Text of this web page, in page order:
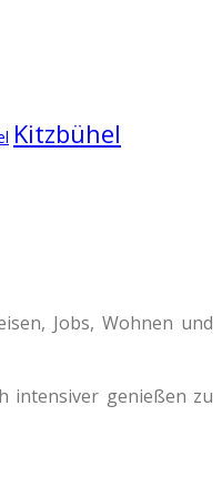
Kitzbühel
Jobs, Wohnen und
intensiver genießen zu